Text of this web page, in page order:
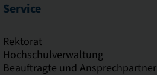
Service
Rektorat
Hochschulverwaltung
Beauftragte und Ansprechpartner